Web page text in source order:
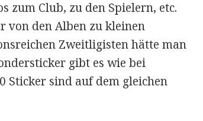
zum Club, zu den Spielern, etc.
von den Alben zu kleinen
Zweitligisten hätte man
gibt es wie bei
Sticker sind auf dem gleichen